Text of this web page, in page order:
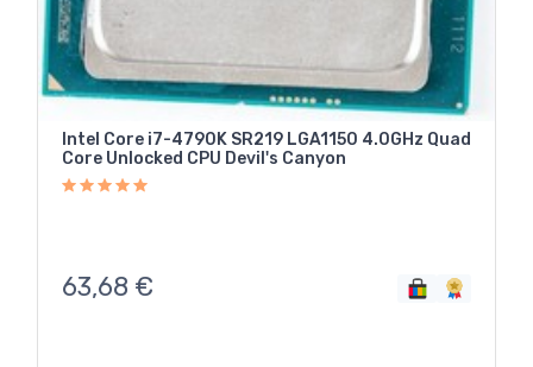
Intel Core i7-4790K SR219 LGA1150 4.0GHz Quad
Core Unlocked CPU Devil's Canyon
63,68 €